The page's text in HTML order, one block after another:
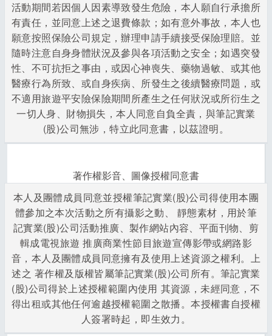
活動期間若因個人因素導致發生危險，本人願自行承擔所
有責任，並同意上述之退費條款；如有意外事故，本人也
願意按照保險公司規定，辦理申請手續接受保險理賠。並
隨時注意自身身體狀況及參與各項活動之安全；如遇突發
性、不可抗拒之事由，或因心神喪失、藥物過敏、或其他
醫療行為所致、或自身疾病、所發生之後續醫療問題，或
不適用旅遊平安險保險期間所產生之任何狀況或所衍生之
一切人身、財物損失，本人同意自負全責，與筆記實業
(股)公司無涉，特立此同意書，以茲證明。
著作權影音、圖像授權同意書
本人及團體成員同意並授權筆記實業(股)公司得使用本團
體參加之本次活動之所有攝影之動、 靜態素材，用於筆
記實業(股)公司活動推廣、製作網站內容、平面刊物、剪
輯成電視旅遊 推廣商業性節目旅遊宣傳影帶或網路影
音，本人及團體成員同意擁有及使用上述資源之權利。上
述之 著作權及版權皆屬筆記實業(股)公司所有。筆記實業
(股)公司得於上述授權範圍內使用 其資源，未經同意，不
得出租或其他任何逾越授權範圍之散播。本授權書自授權
人簽署時起，即生效力。